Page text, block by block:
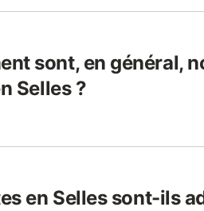
sont, en général,
Selles ?
en Selles sont-ils